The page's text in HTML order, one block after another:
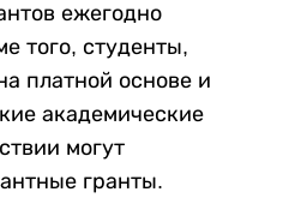
ежегодно
того, студенты,
платной основе и
академические
могут
гранты.